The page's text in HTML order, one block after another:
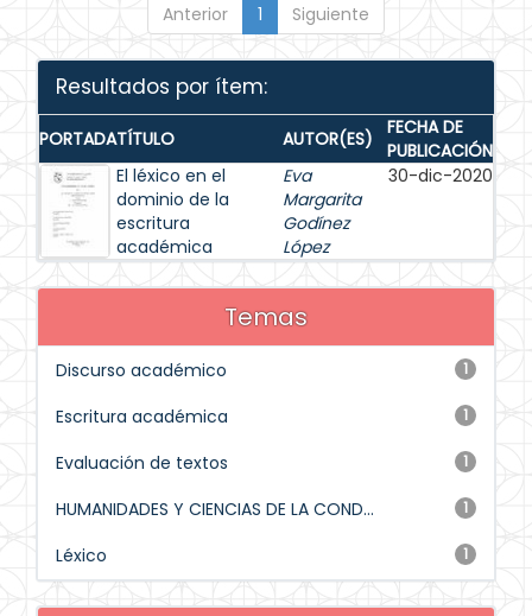
Anterior 1 Siguiente
Resultados por ítem:
PORTADATÍTULO AUTOR(ES)
FECHA DE
PUBLICACIÓN
El léxico en el
dominio de la
escritura
académica
Eva
Margarita
Godínez
López
30-dic-2020
Temas
1
Discurso académico
1
Escritura académica
1
Evaluación de textos
1
HUMANIDADES Y CIENCIAS DE LA COND...
1
Léxico